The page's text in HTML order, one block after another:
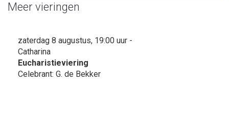
Meer vieringen
zaterdag 8 augustus, 19:00 uur -
Catharina
Eucharistieviering
Celebrant: G. de Bekker